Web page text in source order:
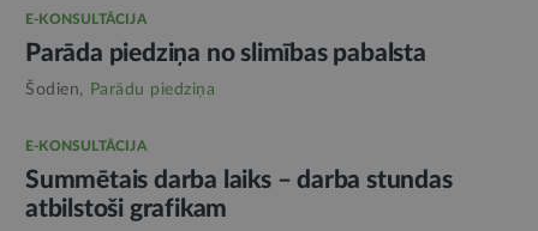
E-KONSULTĀCIJA
Parāda piedziņa no slimības pabalsta
Šodien, Parādu piedziņa
E-KONSULTĀCIJA
Summētais darba laiks – darba stundas
atbilstoši grafikam